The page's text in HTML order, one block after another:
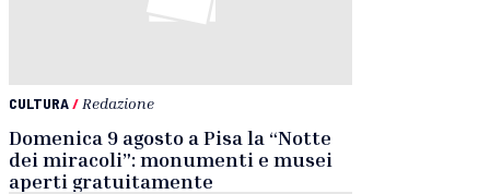
CULTURA/ Redazione
Domenica 9 agosto a Pisa la “Notte
dei miracoli”: monumenti e musei
aperti gratuitamente